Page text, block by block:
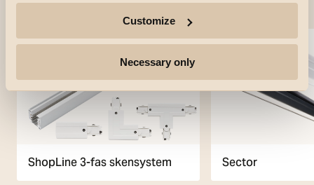
Customize
Necessary only
ShopLine 3-fas skensystem Sector